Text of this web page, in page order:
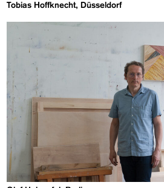
Tobias Hoffknecht, Düsseldorf